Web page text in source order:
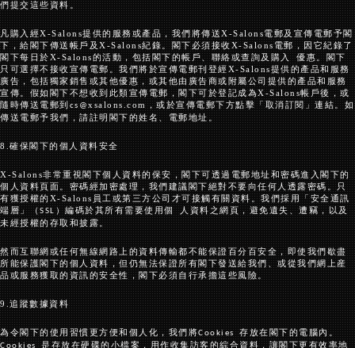
們提交這些資料。
凡購入經X-Salons提供的服務或產品，我們將傳送X-Salons電郵及宣傳電郵予閣
下，給閣下傳送帳戶及X-Salons紀錄。閣下必須接收X-Salons電郵，因它紀錄了
閣下每日於X-Salons的活動，包括閣下的帳戶、聯絡或查詢及購入 優惠。閣下
只可選擇不接收宣傳電郵。我們將於宣傳電郵刊登經X-Salons提供的產品和服務
廣告，包括獨家銷售或其他優惠，或其他由廣告商或附屬公司提供的產品和服務
宣傳。假如閣下不想收到此類宣傳電郵，閣下可於登記成為X-Salons帳戶後，或
隨時傳送電郵到cs@xsalons.com，或於宣傳電郵下方點擊「取消訂閱」連結。如
傳送電郵予我們，請註明閣下的姓名、電郵地址。
8.確保閣下的個人資料安全
X-Salons非常重視閣下個人資料的保安，閣下可透過電郵地址和密碼進入閣下的
個人資料頁面。密碼經加密處理，我們建議閣下絕對不要向任何人透露密碼。只
有獲授權的X-Salons員工或第三方公司才可接觸有關資料。我們採用「安全通訊
端層」（SSL）編碼於其所有需要使用個 人資料之網頁，避免遺失、遭竊，以及
未經授權的存取和披露。
然而互聯網或任何無線網路上的資料傳輸都不能保證百分百安全，即使我們歇盡
所能保護閣下的個人資料，但仍無法保證所有閣下發送給我們、或從我們網上産
品或服務獲取的資訊的安全性，閣下必須自行承擔這些風險。
9.追蹤數據資料
為令閣下的使用習慣更方便和個人化，我們將Cookies存放在閣下的電腦內。
Cookies是存放在硬碟的小檔案，用作收集訪客的綜合資料，讓閣下更有效率地